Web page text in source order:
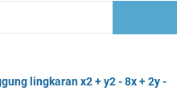
lingkaran x2 + y2 - 8x + 2y -